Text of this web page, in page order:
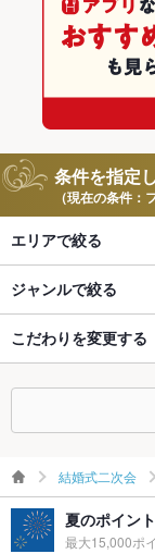
条件を指定
（現在の条件：
エリアで絞る
ジャンルで絞る
こだわりを変更する
結婚式二次会
夏のポイン
最大15,000ポ